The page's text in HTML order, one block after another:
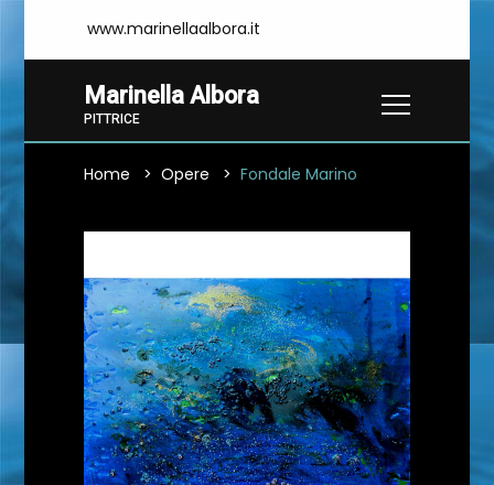
www.marinellaalbora.it
Marinella Albora
PITTRICE
Home Opere Fondale Marino